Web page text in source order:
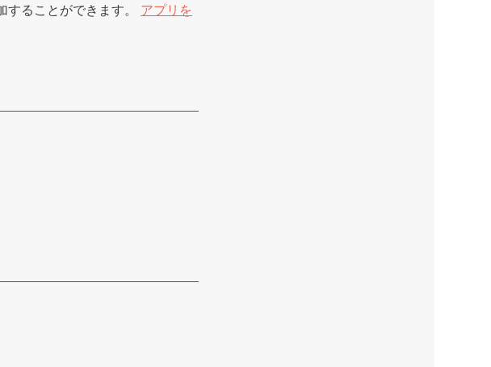
ることができます。
アプリを